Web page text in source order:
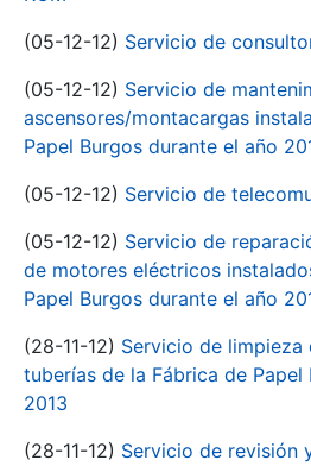
(05-12-12) Servicio de
(05-12-12) Servicio de
ascensores/montacargas
Papel Burgos durante el año
(05-12-12) Servicio de
(05-12-12) Servicio de
de motores eléctricos
Papel Burgos durante el año
(28-11-12) Servicio de
tuberías de la Fábrica de Papel
2013
(28-11-12) Servicio de revisión